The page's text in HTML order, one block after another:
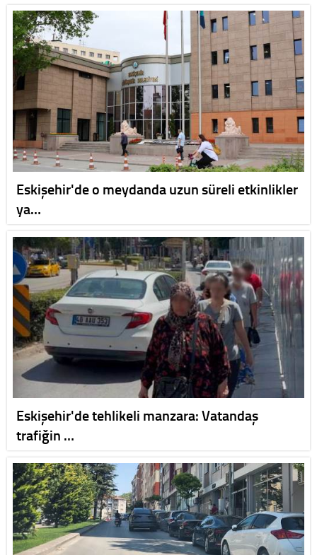
Eskişehir'de o meydanda uzun süreli etkinlikler
ya…
Eskişehir'de tehlikeli manzara: Vatandaş
trafiğin …